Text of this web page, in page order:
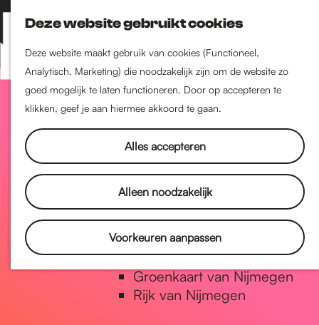
Deze website gebruikt cookies
Deze website maakt gebruik van cookies (Functioneel,
Analytisch, Marketing) die noodzakelijk zijn om de website zo
goed mogelijk te laten functioneren. Door op accepteren te
klikken, geef je aan hiermee akkoord te gaan.
Alles accepteren
Alleen noodzakelijk
Voorkeuren aanpassen
Z
o
e
k
e
K
a
a
r
t
M
e
n
Nijmegen-Nieuw-West
Nijmegen-Oud-West
Dukenburg
Lindenholt
Historie
De oudste stad van
Nederland
Historische tijdlijn
Romeinse Limes
Vrede van Nijmegen Penning
Natuur in Nijmegen
Groenkaart van Nijmegen
Rijk van Nijmegen